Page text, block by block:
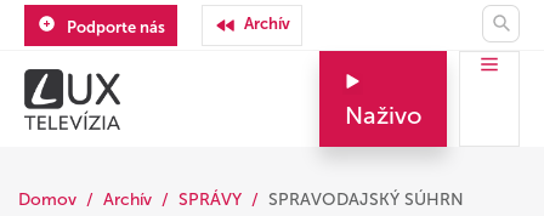
Podporte nás Archív
Naživo
Domov Archív SPRÁVY SPRAVODAJSKÝ SÚHRN